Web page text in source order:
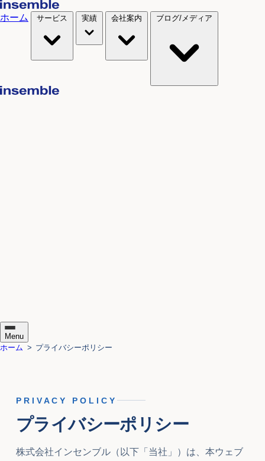
ホーム
Menu
メニューを開く
ホーム プライバシーポリシー
PRIVACY POLICY
プライバシーポリシー
株式会社インセンブル（以下「当社」）は、本ウェブ